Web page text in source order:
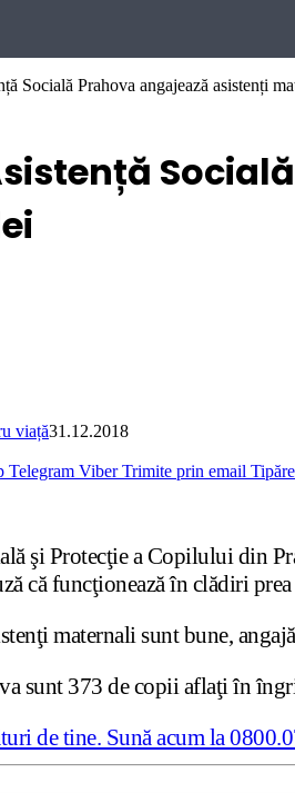
Socială Prahova angajează asistenți
viață31.12.2018
Telegram Viber Trimite prin email
şi Protecţie a Copilului din
că funcţionează în clădiri
maternali sunt bune,
sunt 373 de copii aflaţi în